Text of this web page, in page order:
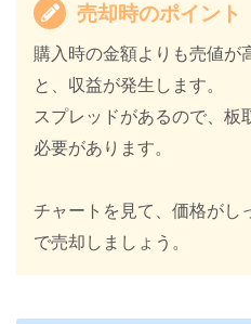
売却時のポイント
購入時の金額よりも売値が
と、収益が発生します。
スプレッドがあるので、板
必要があります。
チャートを見て、価格がし
で売却しましょう。